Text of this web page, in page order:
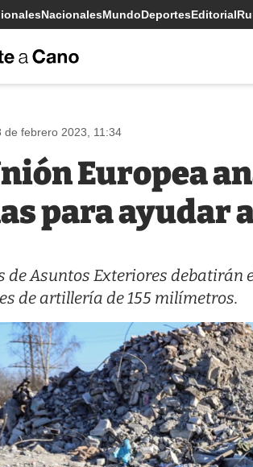
NacionalesMundoDeportesEditorial
de febrero 2023, 11:34
Europea
para ayudar
de Asuntos Exteriores debatirán
de artillería de 155 milímetros.